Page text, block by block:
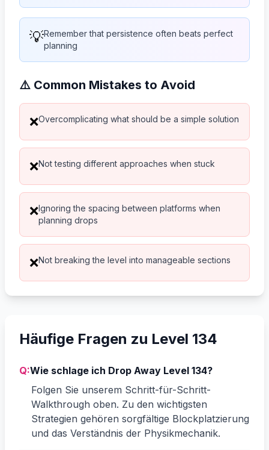
💡Remember that persistence often beats perfect
planning
⚠️ Common Mistakes to Avoid
❌Overcomplicating what should be a simple solution
❌Not testing different approaches when stuck
❌Ignoring the spacing between platforms when
planning drops
❌Not breaking the level into manageable sections
Häufige Fragen zu Level 134
Q:Wie schlage ich Drop Away Level 134?
Folgen Sie unserem Schritt-für-Schritt-
Walkthrough oben. Zu den wichtigsten
Strategien gehören sorgfältige Blockplatzierung
und das Verständnis der Physikmechanik.